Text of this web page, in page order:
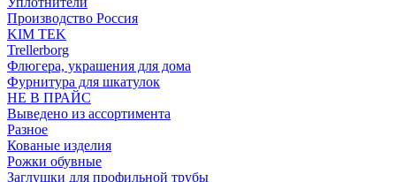
Производство Россия
KIM TEK
Trellerborg
Флюгера, украшения для дома
Фурнитура для шкатулок
НЕ В ПРАЙС
Выведено из ассортимента
Разное
Кованые изделия
Рожки обувные
Заглушки для профильной трубы